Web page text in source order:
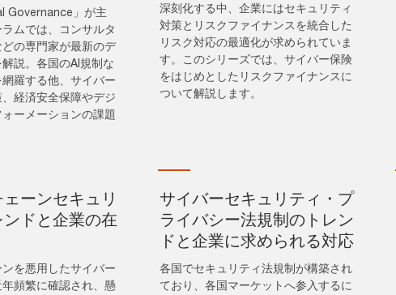
Governance」が主
ムでは、コンサルタ
の専門家が最新のデ
説。各国のAI規制な
羅する他、サイバー
経済安全保障やデジ
ーメーションの課題
深刻化する中、企業にはセキュリティ
対策とリスクファイナンスを統合した
リスク対応の最適化が求められていま
す。このシリーズでは、サイバー保険
をはじめとしたリスクファイナンスに
ついて解説します。
ーンセキュリ
ドと企業の在
を悪用したサイバー
頻繁に確認され、懸
サイバーセキュリティ・プ
ライバシー法規制のトレン
ドと企業に求められる対応
各国でセキュリティ法規制が構築され
ており、各国マーケットへ参入するに